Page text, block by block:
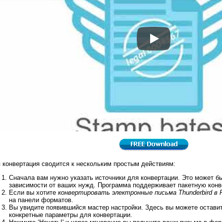
Преобразовать
конвертация сводится к нескольким простым действиям:
Сначала вам нужно указать источники для конвертации. Это может
зависимости от ваших нужд. Программа поддерживает пакетную
Если вы хотите конвертировать электронные письма Thunderbird в
на панели форматов.
Вы увидите появившийся мастер настройки. Здесь вы можете
конкретные параметры для конвертации.